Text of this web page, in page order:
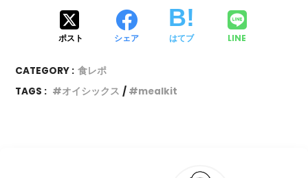
ポスト シェア はてブ LINE
CATEGORY : 食レポ
TAGS :
オイシックス mealkit